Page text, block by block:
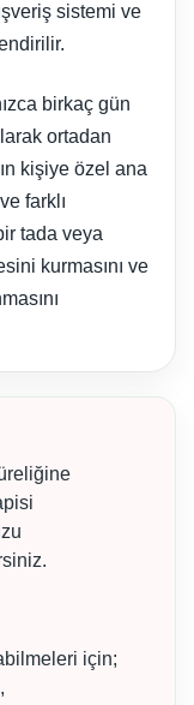
sistemi ve
birkaç gün
ortadan
kişiye özel ana
farklı
tada veya
kurmasını ve
için;